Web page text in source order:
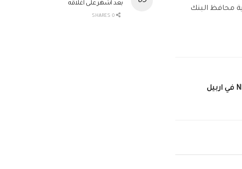
محافظ البنك
تعرض طاقمين لقناة NRT في اربيل
بعد اشهر على اغلاقه